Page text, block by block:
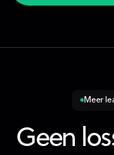
Bekijk alle
Meer
Geen